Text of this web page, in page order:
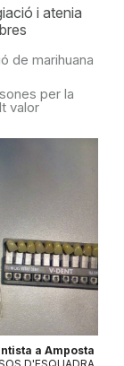
i atenia
de marihuana
per la
valor
a Amposta